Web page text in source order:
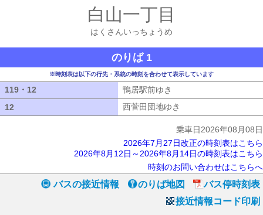
白山一丁目
はくさんいっちょうめ
のりば 1
※時刻表は以下の行先・系統の時刻を合わせて表示しています
119・12 鴨居駅前ゆき
12
西菅田団地ゆき
乗車日2026年08月08日
2026年7月27日改正の時刻表はこちら
2026年8月12日～2026年8月14日の時刻表はこちら
時刻のお問い合わせはこちらへ
バスの接近情報 のりば地図
バス停時刻表
接近情報コード印刷